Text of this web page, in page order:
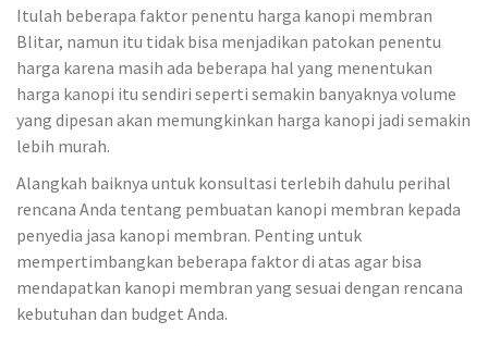
Itulah beberapa faktor penentu harga kanopi membran
Blitar, namun itu tidak bisa menjadikan patokan penentu
harga karena masih ada beberapa hal yang menentukan
harga kanopi itu sendiri seperti semakin banyaknya volume
yang dipesan akan memungkinkan harga kanopi jadi semakin
lebih murah.
Alangkah baiknya untuk konsultasi terlebih dahulu perihal
rencana Anda tentang pembuatan kanopi membran kepada
penyedia jasa kanopi membran. Penting untuk
mempertimbangkan beberapa faktor di atas agar bisa
mendapatkan kanopi membran yang sesuai dengan rencana
kebutuhan dan budget Anda.